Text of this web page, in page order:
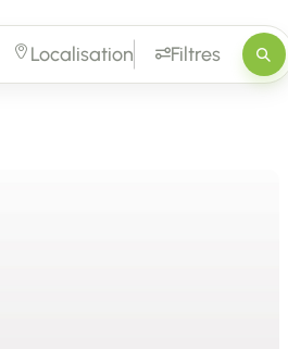
Localisation Filtres